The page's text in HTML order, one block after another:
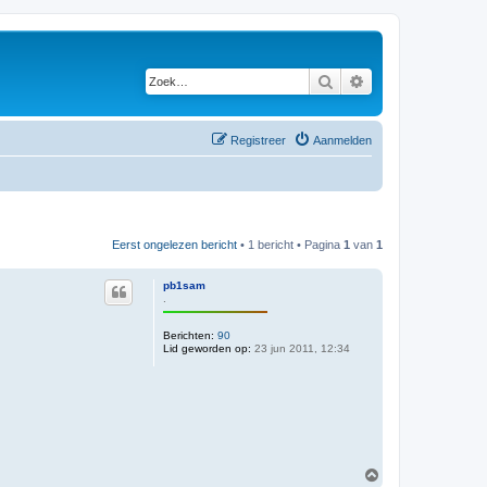
Zoek
Aanmelden
Registreer
Eerst ongelezen bericht • 1 bericht • Pagina 1 van 1
pb1sam
Berichten: 90
Lid geworden op: 23 jun 2011, 12:34